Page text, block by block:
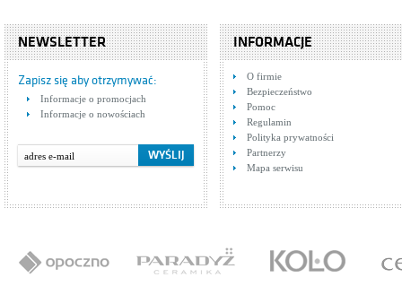
5.06.103.02.03
Baterie umywalkowe
Cena: 606,00 zł
Tres Cuadro Exclusive
NEWSLETTER
Zapisz się aby otrzymywać:
Informacje o promocjach
Informacje o nowościach
INFORMACJE
O firmie
Bezpieczeństwo
Pomoc
Regulamin
Polityka prywatności
Partnerzy
Mapa serwisu